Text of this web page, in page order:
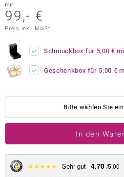
Paraíso
Collection
nur
99,- €
Preis inkl. MwSt.
Schmuckbox für 5,00 €
Geschenkbox für 5,00 €
Bitte wählen Sie
In den
★★★★★ Sehr gut 4.70 /5.00